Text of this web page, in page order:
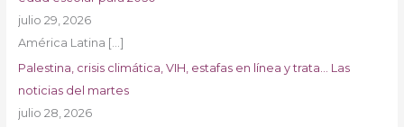
julio 29, 2026
América Latina […]
Palestina, crisis climática, VIH, estafas en línea y trata… Las
noticias del martes
julio 28, 2026